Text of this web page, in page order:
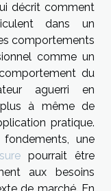
décrit comment
dans un
comportements
comme un
du
aguerri en
à même de
pratique.
une
pourrait être
aux besoins